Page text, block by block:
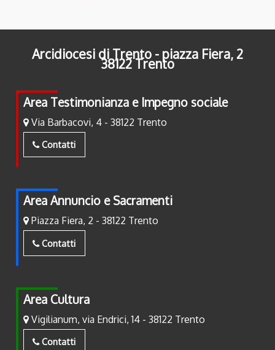
Arcidiocesi di Trento - piazza Fiera, 2
38122 Trento
Area Testimonianza e Impegno sociale
Via Barbacovi, 4 - 38122 Trento
Contatti
Area Annuncio e Sacramenti
Piazza Fiera, 2 - 38122 Trento
Contatti
Area Cultura
Vigilianum, via Endrici, 14 - 38122 Trento
Contatti